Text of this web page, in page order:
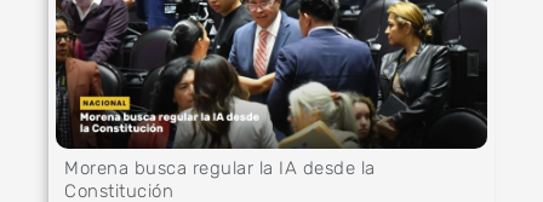
Morena busca regular la IA desde la
Constitución